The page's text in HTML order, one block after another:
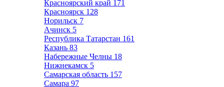
Красноярский край 171
Красноярск 128
Норильск 7
Ачинск 5
Республика Татарстан 161
Казань 83
Набережные Челны 18
Нижнекамск 5
Самарская область 157
Самара 97